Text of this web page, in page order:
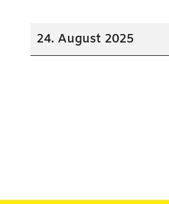
Sommerfest
im
24. August 2025